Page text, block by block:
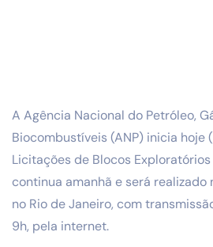
A Agência Nacional do Petróleo,
Biocombustíveis (ANP) inicia hoje
Licitações de Blocos
continua amanhã e será realizado
no Rio de Janeiro, com
9h, pela internet.